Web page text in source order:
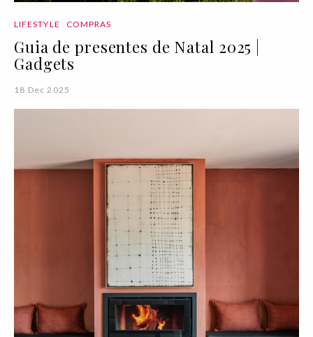
LIFESTYLE COMPRAS
Guia de presentes de Natal 2025 |
Gadgets
18 Dec 2025